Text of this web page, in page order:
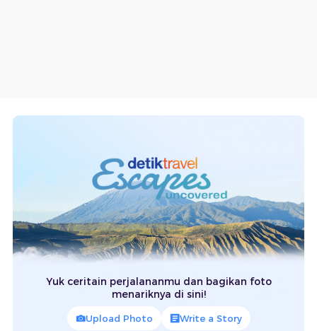
Yuk ceritain perjalananmu dan bagikan foto
menariknya di sini!
Upload Photo Write a Story